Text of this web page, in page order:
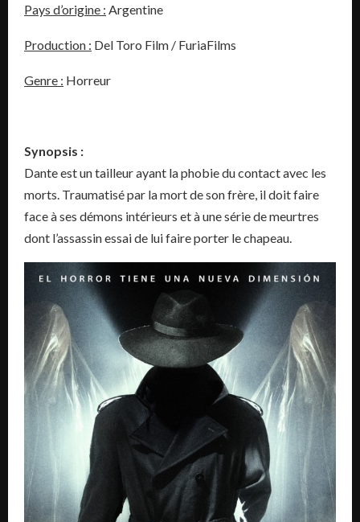
Pays d’origine : Argentine
Production : Del Toro Film / FuriaFilms
Genre : Horreur
Synopsis :
Dante est un tailleur ayant la phobie du contact avec les
morts. Traumatisé par la mort de son frère, il doit faire
face à ses démons intérieurs et à une série de meurtres
dont l’assassin essai de lui faire porter le chapeau.